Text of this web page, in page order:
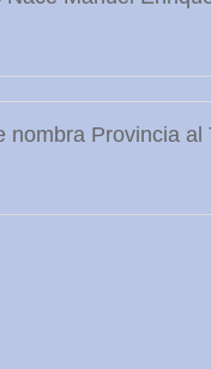
nombra Provincia